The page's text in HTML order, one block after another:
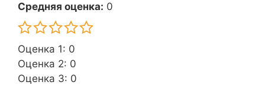
Средняя оценка: 0
Оценка 1: 0
Оценка 2: 0
Оценка 3: 0